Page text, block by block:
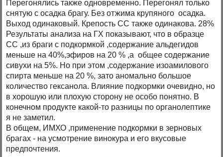
Перегонялись также одновременно. Перегонял только
снятую с осадка брагу. Без отжима крупяного осадка.
Выход одинаковый. Крепость СС также одинакова. 28%
Результаты анализа на ГХ показывают, что в образце
СС ,из браги с подкормкой ,содержание альдегидов
меньше на 40%,эфиров на 20 % ,а общее содержание
сивухи на 5%. Но при этом ,содержание изоамилового
спирта меньше на 20 %, зато аномально большое
количество гексанола. Влияние подкормки очевидно, но
в хорошую или плохую сторону не особо понятно. В
конечном продукте какой-то разницы по органолептике
я не заметил.
В общем, ИМХО ,применение подкормки в зерновых
брагах - на усмотрение винокура и его вкусовые
предпочтения.